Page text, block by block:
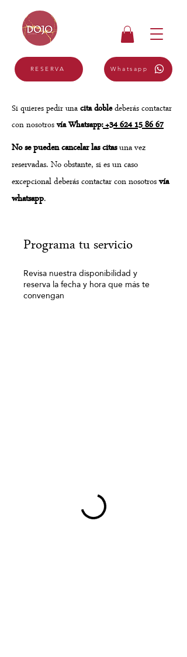
RESERVA Whatsapp
Si quieres pedir unacita dobledeberás contactar
con nosotrosvía Whatsapp:+34 624 15 86 67
No se pueden cancelar las citasuna vez
reservadas. No obstante, si es un caso
excepcional deberás contactar con nosotrosvía
whatsapp.
Programa tu servicio
Revisa nuestra disponibilidad y
reserva la fecha y hora que más te
convengan